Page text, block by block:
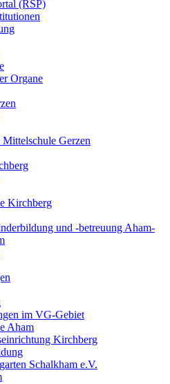
(RSP)
Organe
Gerzen
Kirchberg
und -betreuung Aham-
im VG-Gebiet
Aham
Kirchberg
Schalkham e.V.